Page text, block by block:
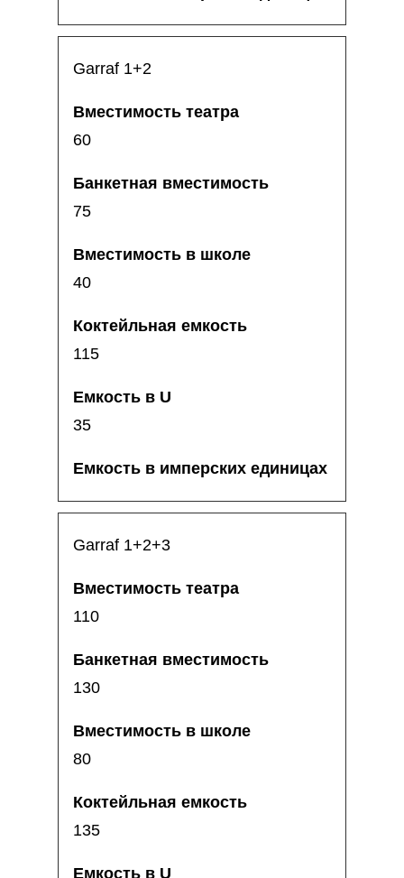
Garraf 1+2
60
75
40
115
35
Garraf 1+2+3
110
130
80
135